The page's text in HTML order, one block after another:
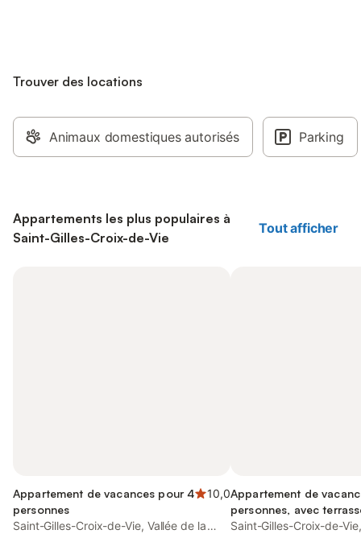
Trouver des locations
Animaux domestiques autorisés Parking
Appartements les plus populaires à
Saint-Gilles-Croix-de-Vie
Tout afficher
Appartement de vacances pour 4
personnes
10,0
Saint-Gilles-Croix-de-Vie, Vallée de la
Appartement de
personnes, avec
Saint-Gilles-Croix-de-